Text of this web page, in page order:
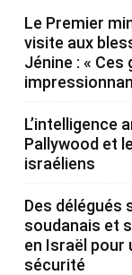
Le Premier
visite aux
Jénine : «
L’intelligence
Pallywood et
israéliens
Des délégués
soudanais et
en Israël pour
sécurité